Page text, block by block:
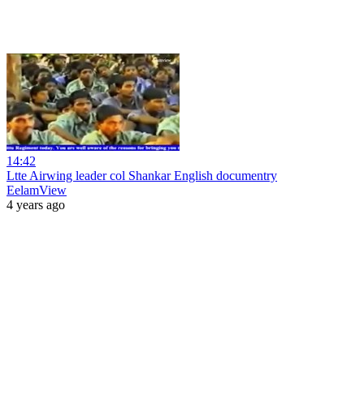
14:42
Ltte Airwing leader col Shankar English documentry
EelamView
4 years ago